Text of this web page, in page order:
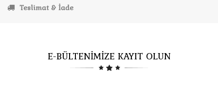
Teslimat & İade
E-BÜLTENİMİZE KAYIT OLUN